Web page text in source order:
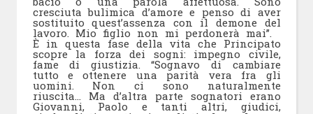
cresciuta bulimica d’amore e penso di aver
sostituito quest’assenza con il demone del
lavoro. Mio figlio non mi perdonerà mai”.
È in questa fase della vita che Principato
scopre la forza dei sogni: impegno civile,
fame di giustizia. “Sognavo di cambiare
tutto e ottenere una parità vera fra gli
uomini. Non ci sono naturalmente
riuscita… Ma d’altra parte sognatori erano
Giovanni, Paolo e tanti altri, giudici,